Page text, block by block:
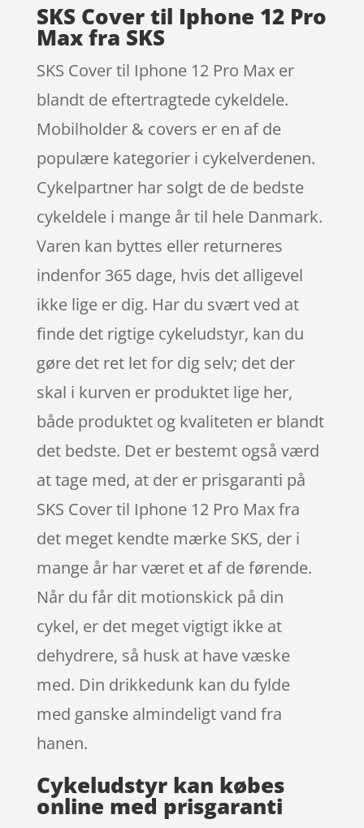
SKS Cover til Iphone 12 Pro
Max fra SKS
SKS Cover til Iphone 12 Pro Max er
blandt de eftertragtede cykeldele.
Mobilholder & covers er en af de
populære kategorier i cykelverdenen.
Cykelpartner har solgt de de bedste
cykeldele i mange år til hele Danmark.
Varen kan byttes eller returneres
indenfor 365 dage, hvis det alligevel
ikke lige er dig. Har du svært ved at
finde det rigtige cykeludstyr, kan du
gøre det ret let for dig selv; det der
skal i kurven er produktet lige her,
både produktet og kvaliteten er blandt
det bedste. Det er bestemt også værd
at tage med, at der er prisgaranti på
SKS Cover til Iphone 12 Pro Max fra
det meget kendte mærke SKS, der i
mange år har været et af de førende.
Når du får dit motionskick på din
cykel, er det meget vigtigt ikke at
dehydrere, så husk at have væske
med. Din drikkedunk kan du fylde
med ganske almindeligt vand fra
hanen.
Cykeludstyr kan købes
online med prisgaranti